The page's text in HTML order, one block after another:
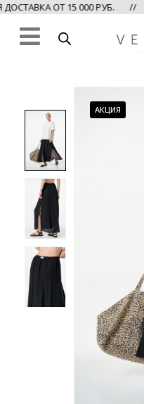
ОТ 15 000 РУБ. //
АКЦИЯ